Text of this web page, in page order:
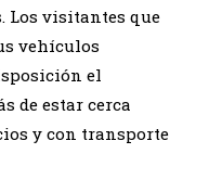
Los visitantes que
vehículos
el
de estar cerca
y con transporte